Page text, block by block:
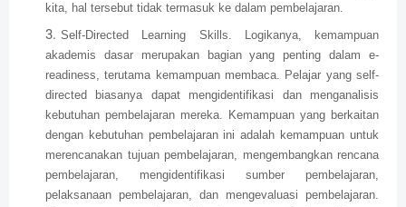
kita, hal tersebut tidak termasuk ke dalam pembelajaran.
Self-Directed Learning Skills. Logikanya, kemampuan
akademis dasar merupakan bagian yang penting dalam e-
readiness, terutama kemampuan membaca. Pelajar yang self-
directed biasanya dapat mengidentifikasi dan menganalisis
kebutuhan pembelajaran mereka. Kemampuan yang berkaitan
dengan kebutuhan pembelajaran ini adalah kemampuan untuk
merencanakan tujuan pembelajaran, mengembangkan rencana
pembelajaran, mengidentifikasi sumber pembelajaran,
pelaksanaan pembelajaran, dan mengevaluasi pembelajaran.